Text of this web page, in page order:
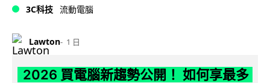
3C科技 流動電腦
Lawton 1 日
2026 買電腦新趨勢公開！ 如何享最多